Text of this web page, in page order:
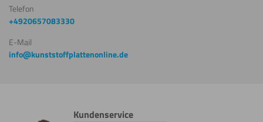
Telefon
+4920657083330
E-Mail
info@kunststoffplattenonline.de
Kundenservice